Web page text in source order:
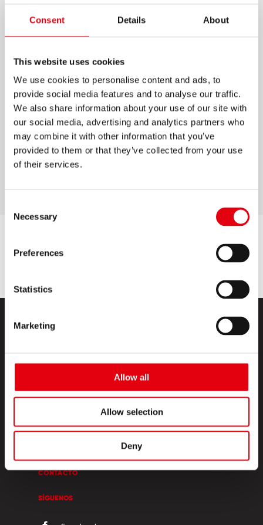
Consent Details About
This website uses cookies
We use cookies to personalise content and ads, to
provide social media features and to analyse our traffic.
We also share information about your use of our site with
our social media, advertising and analytics partners who
may combine it with other information that you’ve
provided to them or that they’ve collected from your use
of their services.
Selection
Necessary
Preferences
Statistics
Marketing
Allow all
Allow selection
Deny
TIJERA ESCOLAR
inoxidable, para niños de 6 o más años
Asas ergonómicas con grip
Afilado especial para un desempeño confiable
aún con papeles más gruesos como el cartón
Disponible en colores surtidos
Producto garantizado
PRODUCTOS
CONTACTO
SÍGUENOS